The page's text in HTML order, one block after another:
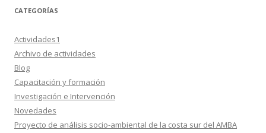
CATEGORÍAS
Actividades1
Archivo de actividades
Blog
Capacitación y formación
Investigación e Intervención
Novedades
Proyecto de análisis socio-ambiental de la costa sur del AMBA